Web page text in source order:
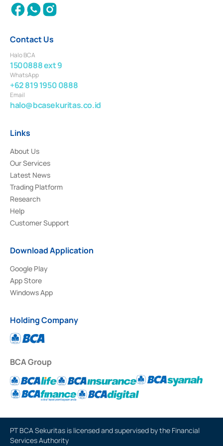
Contact Us
Halo BCA
1500888 ext 9
WhatsApp
+62 819 1950 0888
Email
halo@bcasekuritas.co.id
Links
About Us
Our Services
Latest News
Trading Platform
Research
Help
Customer Support
Download Application
Google Play
App Store
Windows App
Holding Company
BCA Group
PT BCA Sekuritas is licensed and supervised by the Financial
Services Authority